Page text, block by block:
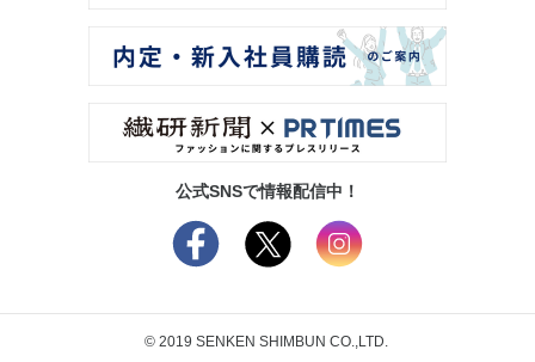
公式SNSで情報配信中！
© 2019 SENKEN SHIMBUN CO.,LTD.